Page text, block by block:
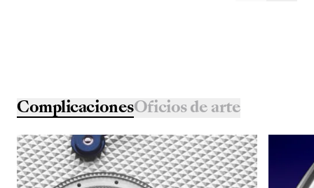
ComplicacionesOficios de arte